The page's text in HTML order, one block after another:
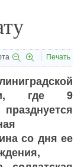
Печать
где 9
со дня ее